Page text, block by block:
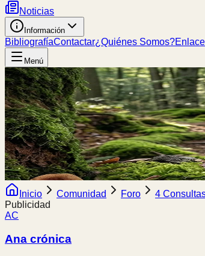
Noticias
Información
BibliografíaContactar¿Quiénes Somos?
Menú
Inicio Comunidad Foro 4
Publicidad
AC
Ana crónica